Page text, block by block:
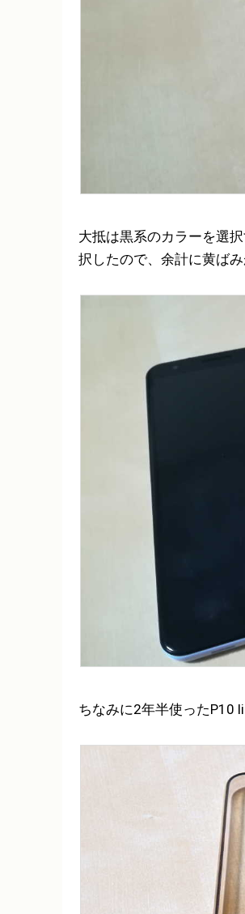
大抵は黒系のカラーを選
択したので、余計に黄ばみ
ちなみに2年半使ったP10